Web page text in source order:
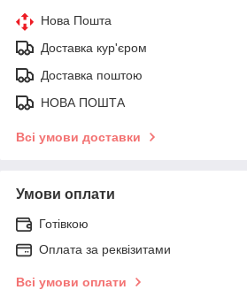
Нова Пошта
Доставка кур'єром
Доставка поштою
НОВА ПОШТА
Всі умови доставки
Умови оплати
Готівкою
Оплата за реквізитами
Всі умови оплати